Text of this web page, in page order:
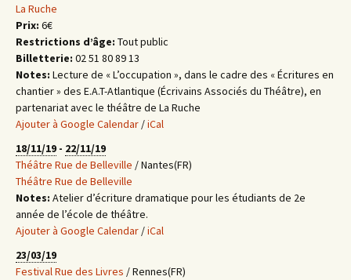
La Ruche
Prix: 6€
Restrictions d’âge: Tout public
Billetterie: 02 51 80 89 13
Notes: Lecture de « L’occupation », dans le cadre des « Écritures en
chantier » des E.A.T-Atlantique (Écrivains Associés du Théâtre), en
partenariat avec le théâtre de La Ruche
Ajouter à Google Calendar /iCal
18/11/19 - 22/11/19
Théâtre Rue de Belleville / Nantes(FR)
Théâtre Rue de Belleville
Notes: Atelier d’écriture dramatique pour les étudiants de 2e
année de l’école de théâtre.
Ajouter à Google Calendar /iCal
23/03/19
Festival Rue des Livres / Rennes(FR)